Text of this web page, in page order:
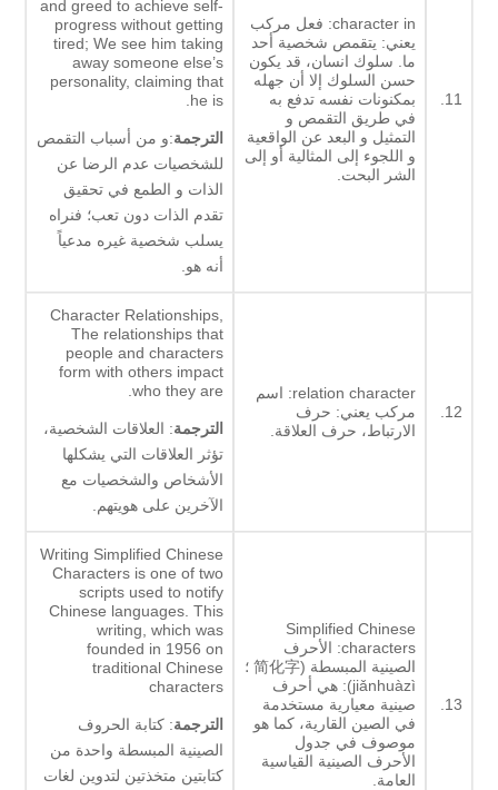
11.
character in: فعل مركب
يعني: يتقمص شخصية أحد
ما. سلوك انسان، قد يكون
حسن السلوك إلا أن جهله
بمكنونات نفسه تدفع به
في طريق التقمص و
التمثيل و البعد عن الواقعية
و اللجوء إلى المثالية أو إلى
الشر البحت.
and greed to achieve self-
progress without getting
tired; We see him taking
away someone else’s
personality, claiming that
he is.
الترجمة:و من أسباب التقمص
للشخصيات عدم الرضا عن
الذات و الطمع في تحقيق
تقدم الذات دون تعب؛ فنراه
يسلب شخصية غيره مدعياً
أنه هو.
12.
relation character: اسم
مركب يعني: حرف
الارتباط، حرف العلاقة.
Character Relationships,
The relationships that
people and characters
form with others impact
who they are.
الترجمة: العلاقات الشخصية،
تؤثر العلاقات التي يشكلها
الأشخاص والشخصيات مع
الآخرين على هويتهم.
13.
Simplified Chinese
characters: الأحرف
الصينية المبسطة (简化字 ؛
jiǎnhuàzì): هي أحرف
صينية معيارية مستخدمة
في الصين القارية، كما هو
موصوف في جدول
الأحرف الصينية القياسية
العامة.
Writing Simplified Chinese
Characters is one of two
scripts used to notify
Chinese languages. This
writing, which was
founded in 1956 on
traditional Chinese
characters
الترجمة: كتابة الحروف
الصينية المبسطة واحدة من
كتابتين متخذتين لتدوين لغات